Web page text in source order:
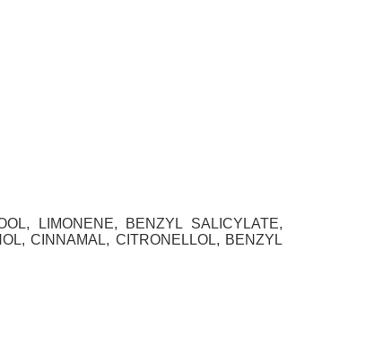
LIMONENE, BENZYL SALICYLATE,
CINNAMAL, CITRONELLOL, BENZYL